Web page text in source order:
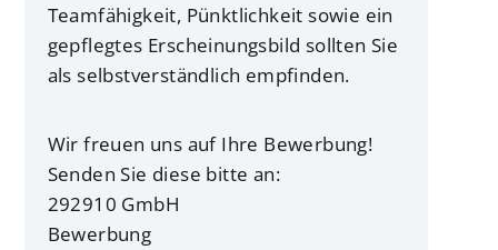
Teamfähigkeit, Pünktlichkeit sowie ein
gepflegtes Erscheinungsbild sollten Sie
als selbstverständlich empfinden.
Wir freuen uns auf Ihre Bewerbung!
Senden Sie diese bitte an:
292910 GmbH
Bewerbung